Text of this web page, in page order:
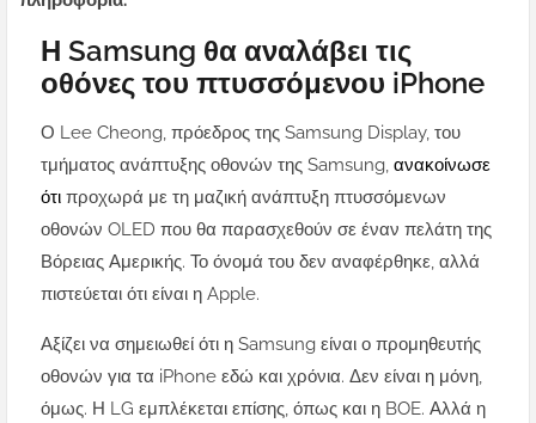
Η Samsung θα αναλάβει τις
οθόνες του πτυσσόμενου iPhone
Ο Lee Cheong, πρόεδρος της Samsung Display, του
τμήματος ανάπτυξης οθονών της Samsung, ανακοίνωσε
ότι προχωρά με τη μαζική ανάπτυξη πτυσσόμενων
οθονών OLED που θα παρασχεθούν σε έναν πελάτη της
Βόρειας Αμερικής. Το όνομά του δεν αναφέρθηκε, αλλά
πιστεύεται ότι είναι η Apple.
Αξίζει να σημειωθεί ότι η Samsung είναι ο προμηθευτής
οθονών για τα iPhone εδώ και χρόνια. Δεν είναι η μόνη,
όμως. Η LG εμπλέκεται επίσης, όπως και η BOE. Αλλά η